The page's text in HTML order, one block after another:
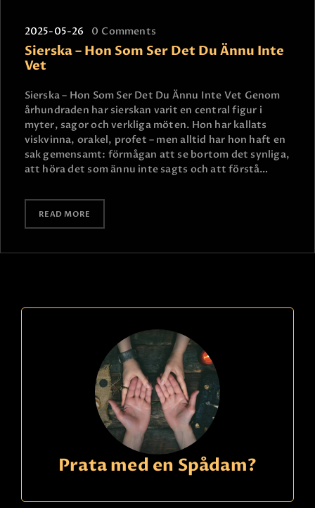
2025-05-26 0 Comments
Sierska – Hon Som Ser Det Du Ännu Inte
Vet
Sierska – Hon Som Ser Det Du Ännu Inte Vet Genom
århundraden har sierskan varit en central figur i
myter, sagor och verkliga möten. Hon har kallats
viskvinna, orakel, profet – men alltid har hon haft en
sak gemensamt: förmågan att se bortom det synliga,
att höra det som ännu inte sagts och att förstå…
READ MORE
Prata med en Spådam?